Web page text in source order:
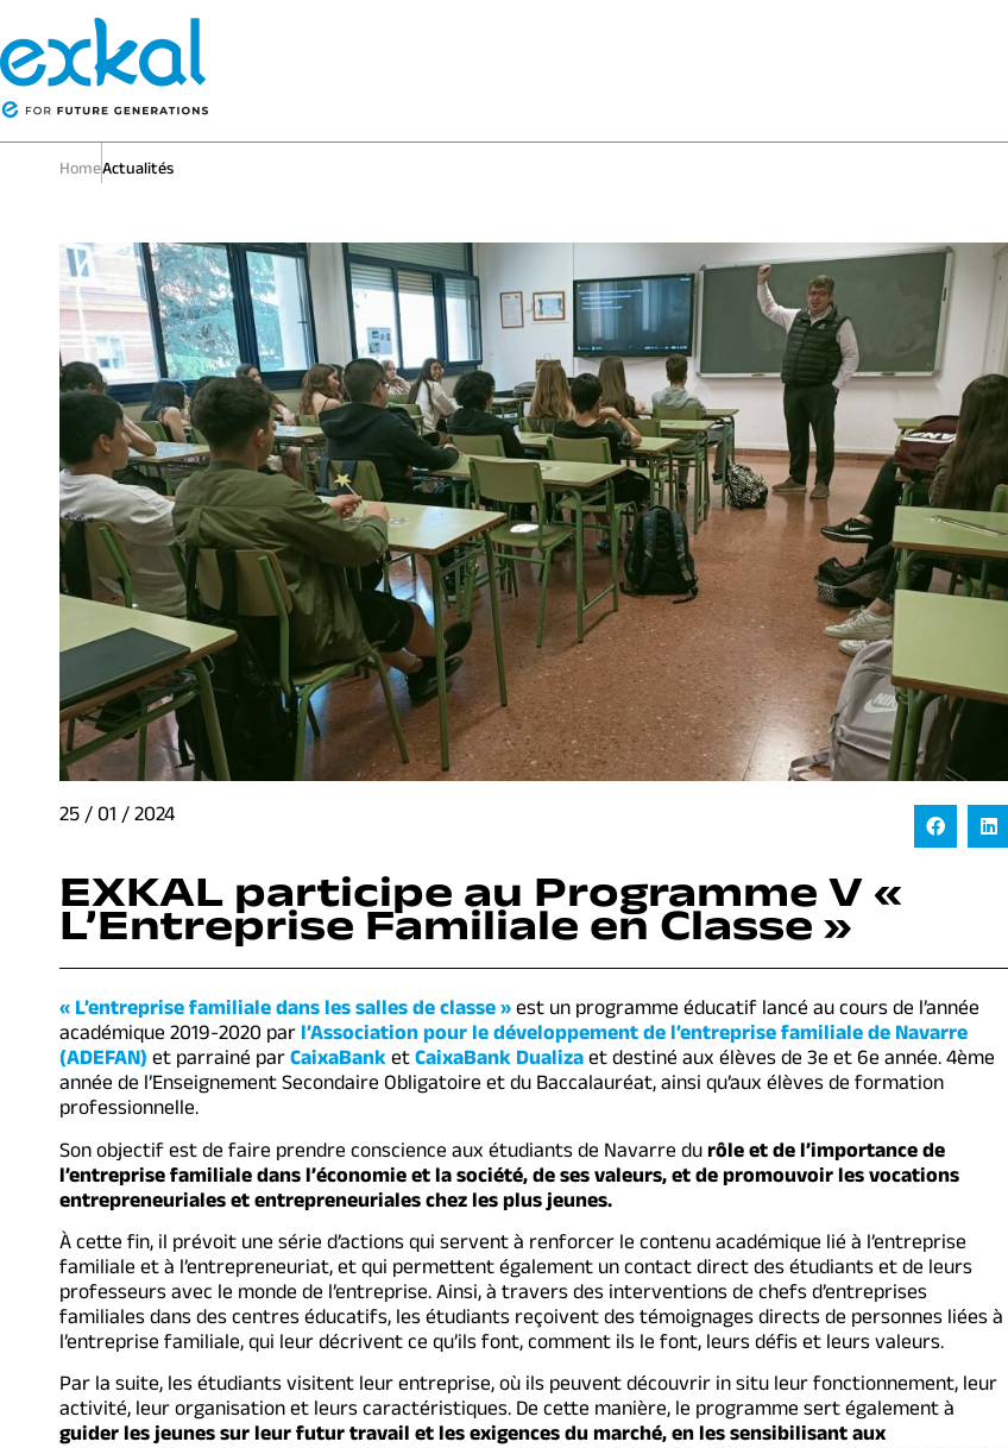
HomeActualités
25 / 01 / 2024
EXKAL participe au Programme V «
L’Entreprise Familiale en Classe »
« L’entreprise familiale dans les salles de classe »est un programme éducatif lancé au cours de l’année
académique 2019-2020 parl’Association pour le développement de l’entreprise familiale de Navarre
(ADEFAN)et parrainé parCaixaBanketCaixaBank Dualizaet destiné aux élèves de 3e et 6e année. 4ème
année de l’Enseignement Secondaire Obligatoire et du Baccalauréat, ainsi qu’aux élèves de formation
professionnelle.
Son objectif est de faire prendre conscience aux étudiants de Navarre durôle et de l’importance de
l’entreprise familiale dans l’économie et la société, de ses valeurs, et de promouvoir les vocations
entrepreneuriales et entrepreneuriales chez les plus jeunes.
À cette fin, il prévoit une série d’actions qui servent à renforcer le contenu académique lié à l’entreprise
familiale et à l’entrepreneuriat, et qui permettent également un contact direct des étudiants et de leurs
professeurs avec le monde de l’entreprise. Ainsi, à travers des interventions de chefs d’entreprises
familiales dans des centres éducatifs, les étudiants reçoivent des témoignages directs de personnes liées à
l’entreprise familiale, qui leur décrivent ce qu’ils font, comment ils le font, leurs défis et leurs valeurs.
Par la suite, les étudiants visitent leur entreprise, où ils peuvent découvrir in situ leur fonctionnement, leur
activité, leur organisation et leurs caractéristiques. De cette manière, le programme sert également à
guider les jeunes sur leur futur travail et les exigences du marché, en les sensibilisant aux